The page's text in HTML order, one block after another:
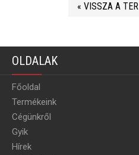
« VISSZA A
OLDALAK
Főoldal
Termékeink
Cégünkről
Gyik
Hírek